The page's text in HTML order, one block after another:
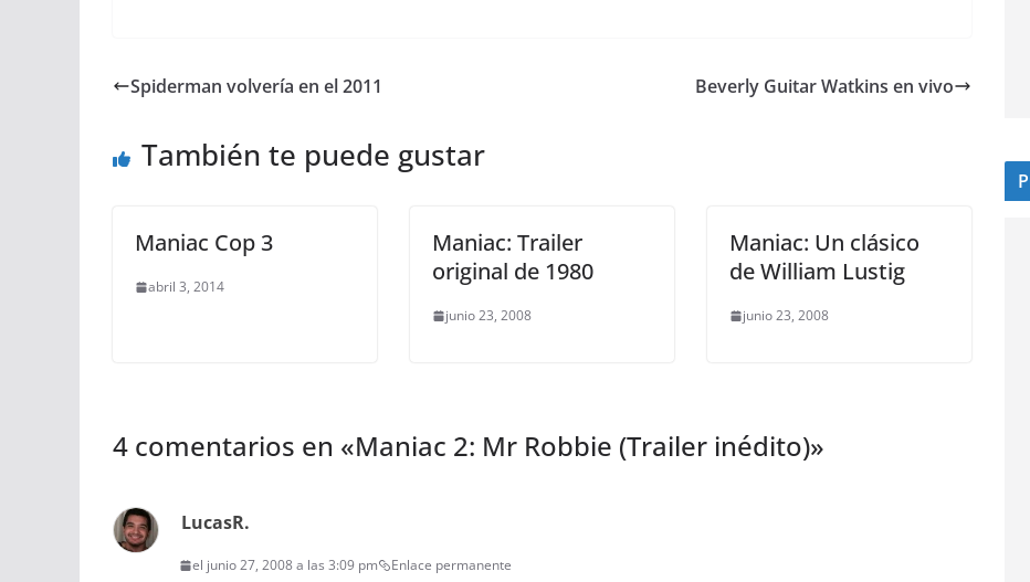
Spiderman volvería en el 2011 Beverly Guitar Watkins en vivo
También te puede gustar
Maniac Cop 3
abril 3, 2014
Maniac: Trailer
original de 1980
junio 23, 2008
Maniac: Un clásico
de William Lustig
junio 23, 2008
4 comentarios en «Maniac 2: Mr Robbie (Trailer inédito)»
LucasR.
el junio 27, 2008 a las 3:09 pm Enlace permanente